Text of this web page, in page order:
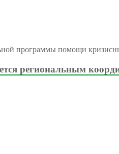
программы помощи
региональным